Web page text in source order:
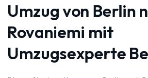
Umzug von Berlin
Rovaniemi mit
Umzugsexperte